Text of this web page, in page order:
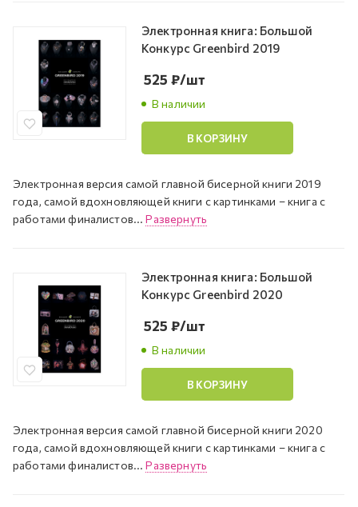
Электронная книга: Большой
Конкурс Greenbird 2019
В наличии
525 ₽/шт
В КОРЗИНУ
Электронная версия самой главной бисерной книги 2019
года, самой вдохновляющей книги с картинками – книга с
работами финалистов...Развернуть
Электронная книга: Большой
Конкурс Greenbird 2020
В наличии
525 ₽/шт
В КОРЗИНУ
Электронная версия самой главной бисерной книги 2020
года, самой вдохновляющей книги с картинками – книга с
работами финалистов...Развернуть